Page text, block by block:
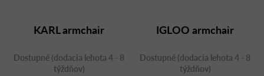
KARL armchair
Dostupné (dodacia lehota 4 - 8
týždňov)
IGLOO armchair
Dostupné (dodacia lehota 4 - 8
týždňov)